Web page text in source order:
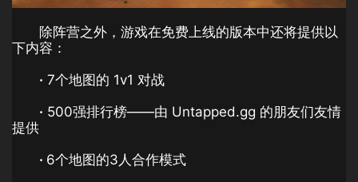
除阵营之外，游戏在免费上线的版本中还将提供以
下内容：
· 7个地图的 1v1 对战
· 500强排行榜——由 Untapped.gg 的朋友们友情
提供
· 6个地图的3人合作模式